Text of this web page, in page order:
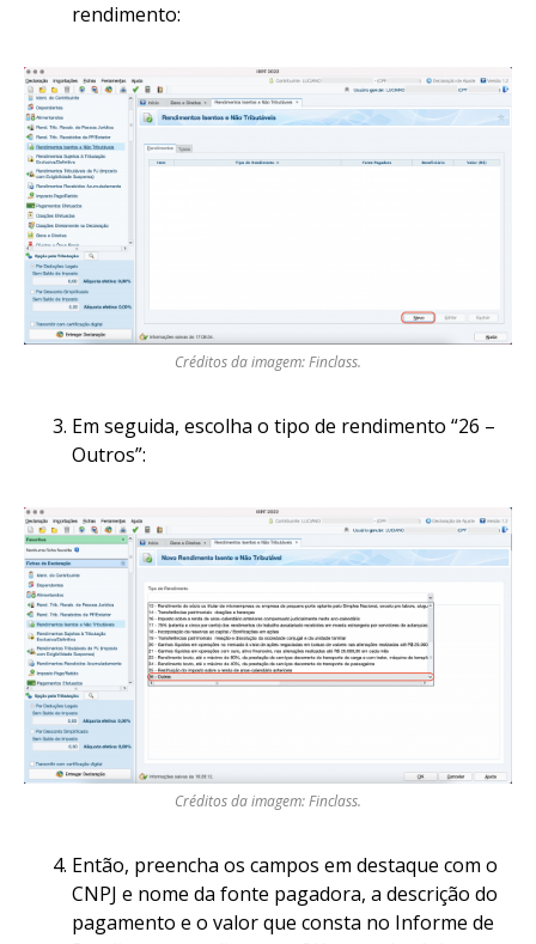
rendimento:
Créditos da imagem: Finclass.
Em seguida, escolha o tipo de rendimento “26 –
Outros”:
Créditos da imagem: Finclass.
Então, preencha os campos em destaque com o
CNPJ e nome da fonte pagadora, a descrição do
pagamento e o valor que consta no Informe de